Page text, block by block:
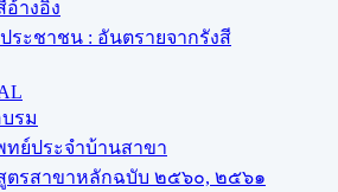
างอิง
ระชาชน : อันตรายจากรังสี
รม
ย์ประจำบ้านสาขา
ตรสาขาหลักฉบับ ๒๕๖๐, ๒๕๖๑